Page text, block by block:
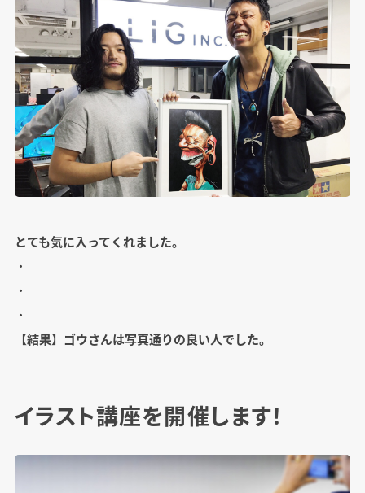
とても気に入ってくれました。
・
・
・
【結果】ゴウさんは写真通りの良い人でした。
イラスト講座を開催します！